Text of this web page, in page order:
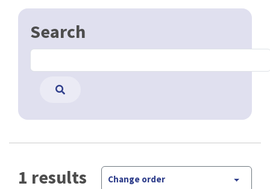
Search
1 results Change order